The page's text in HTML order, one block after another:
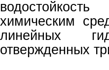
химическим
линейных
отвержденных